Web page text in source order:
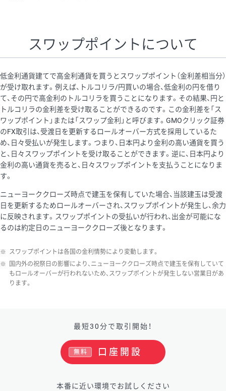
スワップポイントについて
低金利通貨建てで高金利通貨を買うとスワップポイント（金利差相当分）
が受け取れます。例えば、トルコリラ/円買いの場合、低金利の円を借り
て、その円で高金利のトルコリラを買うことになります。その結果、円と
トルコリラの金利差を受け取ることができるのです。この金利差を「ス
ワップポイント」または「スワップ金利」と呼びます。GMOクリック証券
のFX取引は、受渡日を更新するロールオーバー方式を採用しているた
め、日々受払いが発生します。つまり、日本円より金利の高い通貨を買う
と、日々スワップポイントを受け取ることができます。逆に、日本円より
金利の高い通貨を売ると、日々スワップポイントを支払うことになりま
す。
ニューヨーククローズ時点で建玉を保有していた場合、当該建玉は受渡
日を更新するためロールオーバーされ、スワップポイントが発生し、余力
に反映されます。スワップポイントの受払いが行われ、出金が可能にな
るのは約定日のニューヨーククローズ後となります。
※ スワップポイントは各国の金利情勢により変動します。
※
国内外の祝祭日の影響により、ニューヨーククローズ時点で建玉を保有していて
もロールオーバーが行われないため、スワップポイントが発生しない営業日があ
ります。
最短30分で取引開始！
口座開設
無料
本番に近い環境でお試しください